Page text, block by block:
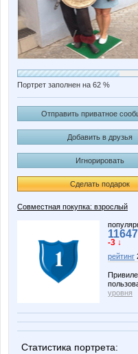
Портрет заполнен на 62 %
Отправить приватное
Добавить в друзья
Игнорировать
Сделать подарок
Совместная покупка: взрослый
-3 ↓
рейтинг
уровня
Статистика портрета: